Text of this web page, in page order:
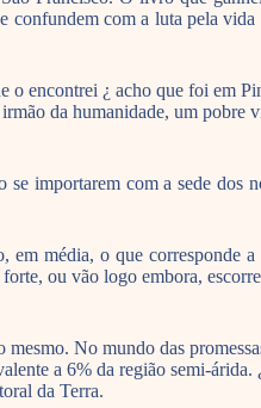
com a luta pela vida
encontrei ¿ acho que foi em
da humanidade, um pobre
importarem com a sede dos
média, o que corresponde
ou vão logo embora,
No mundo das
a 6% da região semi-
da Terra.